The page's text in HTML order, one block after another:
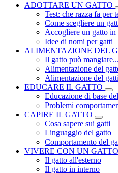
ADOTTARE UN GATTO
Test: che razza fa per
Come scegliere un
Accogliere un gatto
Idee di nomi per gatti
ALIMENTAZIONE DEL
Il gatto può
Alimentazione del
Alimentazione del
EDUCARE IL GATTO
Educazione di base
Problemi
CAPIRE IL GATTO
Cosa sapere sui gatti
Linguaggio del gatto
Comportamento del
VIVERE CON UN GATTO
Il gatto all'esterno
Il gatto in interno